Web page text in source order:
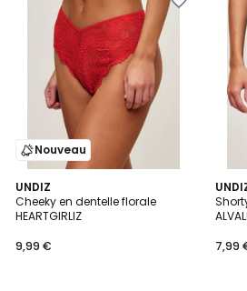
Nouveau
UNDIZ
Cheeky en dentelle florale
HEARTGIRLIZ
9,99 €
2
Couleurs
7,99